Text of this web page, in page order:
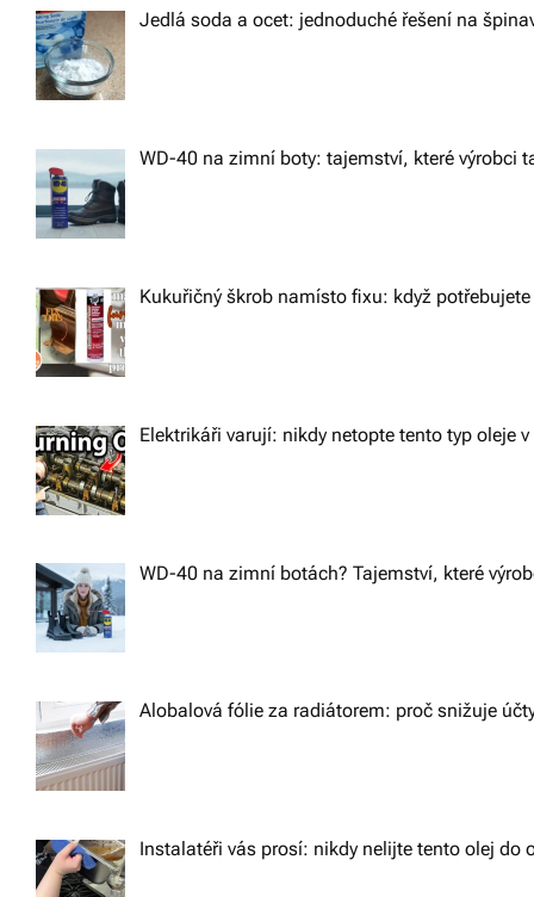
i
o
n
Jedlá soda a ocet: jednoduché řešení na
WD-40 na zimní boty: tajemství, které výrobci
Kukuřičný škrob namísto fixu: když
Elektrikáři varují: nikdy netopte tento typ oleje v
WD-40 na zimní botách? Tajemství, které
Alobalová fólie za radiátorem: proč snižuje
Instalatéři vás prosí: nikdy nelijte tento olej do